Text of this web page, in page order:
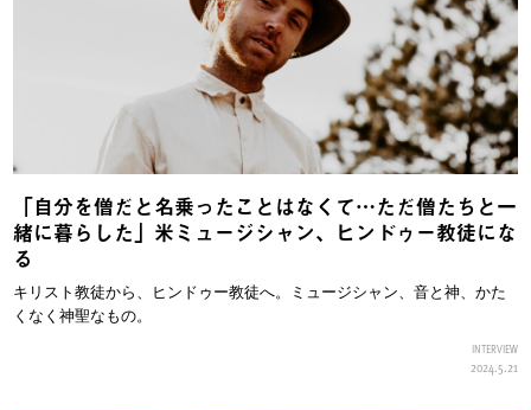
「自分を僧だと名乗ったことはなくて…ただ僧たちと一
緒に暮らした」米ミュージシャン、ヒンドゥー教徒にな
る
キリスト教徒から、ヒンドゥー教徒へ。ミュージシャン、音と神、かた
くなく神聖なもの。
INTERVIEW
2024.5.21